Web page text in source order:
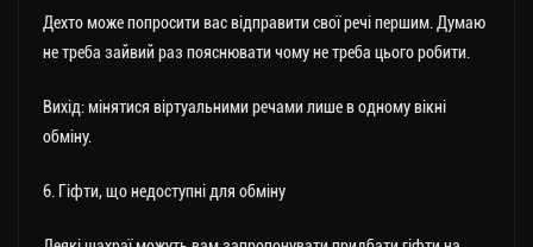
Дехто може попросити вас відправити свої речі першим. Думаю
не треба зайвий раз пояснювати чому не треба цього робити.
Вихід: мінятися віртуальними речами лише в одному вікні
обміну.
6. Гіфти, що недоступні для обміну